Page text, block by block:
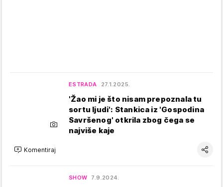
ESTRADA 27.1.2025.
'Žao mi je što nisam prepoznala tu
sortu ljudi': Stankica iz 'Gospodina
Savršenog' otkrila zbog čega se
najviše kaje
Komentiraj
SHOW 7.9.2024.